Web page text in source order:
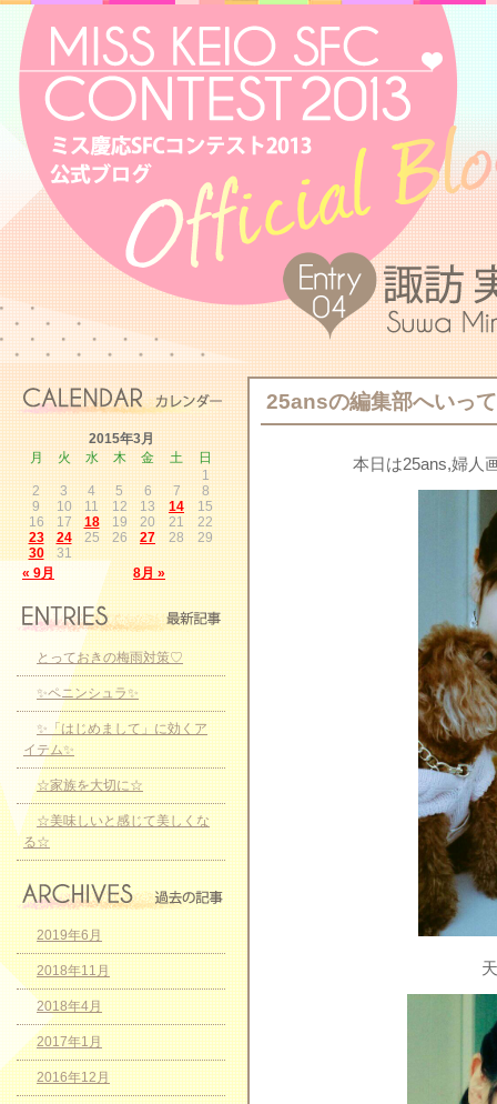
25ansの編集部へいっ
本日は25ans,婦人
2015年3月
月
火 水 木 金 土 日
« 9月 8月 »
1
2
3 4 5 6 7
8
9
10 11 12 13 14
15
16
17 18 19 20 21
22
23
24 25 26 27 28
29
30
31
とっておきの梅雨対策♡
✨ペニンシュラ✨
✨「はじめまして」に効くア
イテム✨
☆家族を大切に☆
☆美味しいと感じて美しくな
る☆
2019年6月
2018年11月
2018年4月
2017年1月
2016年12月